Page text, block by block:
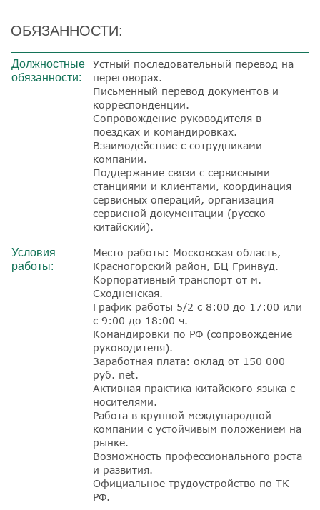
ОБЯЗАННОСТИ:
Должностные
обязанности:
Устный последовательный перевод на
переговорах.
Письменный перевод документов и
корреспонденции.
Сопровождение руководителя в
поездках и командировках.
Взаимодействие с сотрудниками
компании.
Поддержание связи с сервисными
станциями и клиентами, координация
сервисных операций, организация
сервисной документации (русско-
китайский).
Условия
работы:
Место работы: Московская область,
Красногорский район, БЦ Гринвуд.
Корпоративный транспорт от м.
Сходненская.
График работы 5/2 с 8:00 до 17:00 или
с 9:00 до 18:00 ч.
Командировки по РФ (сопровождение
руководителя).
Заработная плата: оклад от 150 000
руб. net.
Активная практика китайского языка с
носителями.
Работа в крупной международной
компании с устойчивым положением на
рынке.
Возможность профессионального роста
и развития.
Официальное трудоустройство по ТК
РФ.